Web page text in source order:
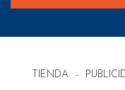
TIENDA -